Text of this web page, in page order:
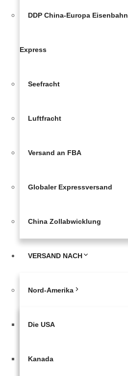
DDP China-Europa Eisenbahn
Express
Seefracht
Luftfracht
Versand an FBA
Globaler Expressversand
China Zollabwicklung
VERSAND NACH
Nord-Amerika
Die USA
Kanada